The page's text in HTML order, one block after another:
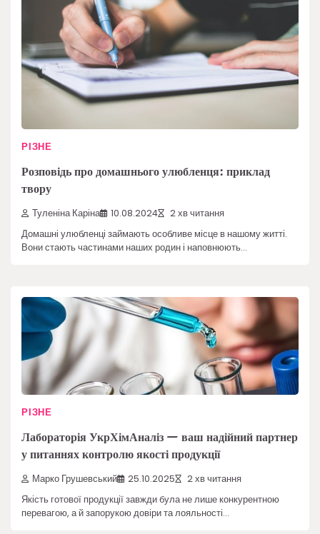
РІЗНЕ
Розповідь про домашнього улюбленця: приклад
твору
Туленіна Каріна 10.08.2024 2 хв читання
Домашні улюбленці займають особливе місце в нашому житті.
Вони стають частинами наших родин і наповнюють…
РІЗНЕ
Лабораторія УкрХімАналіз — ваш надійний партнер
у питаннях контролю якості продукції
Марко Грушевський 25.10.2025 2 хв читання
Якість готової продукції завжди була не лише конкурентною
перевагою, а й запорукою довіри та лояльності…